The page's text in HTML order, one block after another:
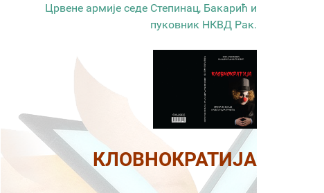
Црвене армије седе Степинац, Бакарић и
пуковник НКВД Рак.
КЛОВНОКРАТИЈА